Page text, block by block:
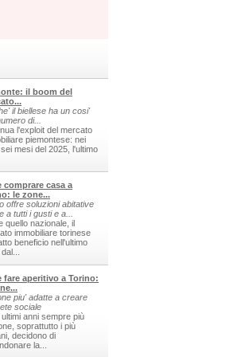
il boom del
il biellese ha un cosi'
di...
l'exploit del mercato
piemontese: nei
mesi del 2025, l'ultimo
comprare casa a
le zone...
offre soluzioni abitative
a tutti i gusti e a...
quello nazionale, il
immobiliare torinese
beneficio nell'ultimo
fare aperitivo a Torino:
piu' adatte a creare
sociale
ultimi anni sempre più
soprattutto i più
decidono di
la...